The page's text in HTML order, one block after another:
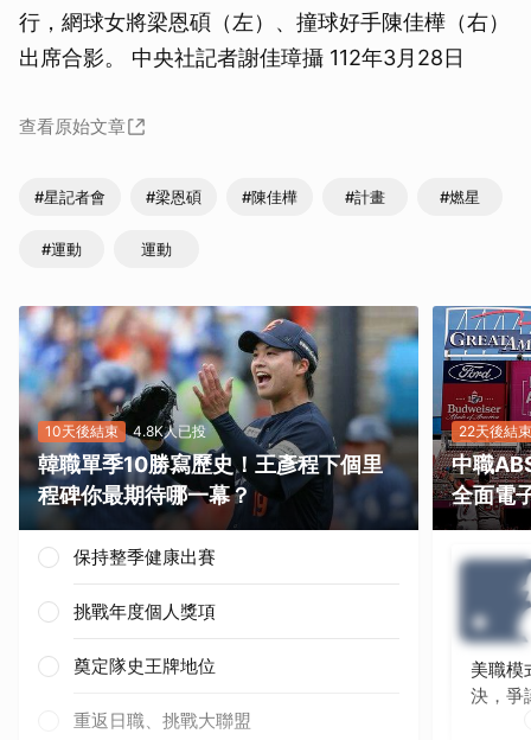
行，網球女將梁恩碩（左）、撞球好手陳佳樺（右）
出席合影。 中央社記者謝佳璋攝 112年3月28日
查看原始文章
#星記者會 #梁恩碩 #陳佳樺 #計畫 #燃星
#運動 運動
10天後結束 4.8K人已投
韓職單季10勝寫歷史！王彥程下個里
程碑你最期待哪一幕？
保持整季健康出賽
挑戰年度個人獎項
奠定隊史王牌地位
重返日職、挑戰大聯盟
22天後結束
中職
全面電
美職模
決，爭